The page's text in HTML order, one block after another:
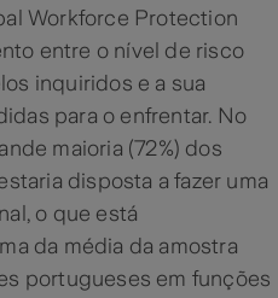
Workforce Protection
entre o nível de risco
inquiridos e a sua
para o enfrentar. No
maioria (72%) dos
disposta a fazer uma
o que está
da média da amostra
portugueses em funções